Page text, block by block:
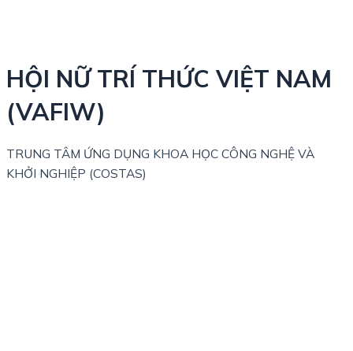
HỘI NỮ TRÍ THỨC VIỆT NAM
(VAFIW)
TRUNG TÂM ỨNG DỤNG KHOA HỌC CÔNG NGHỆ VÀ
KHỞI NGHIỆP (COSTAS)